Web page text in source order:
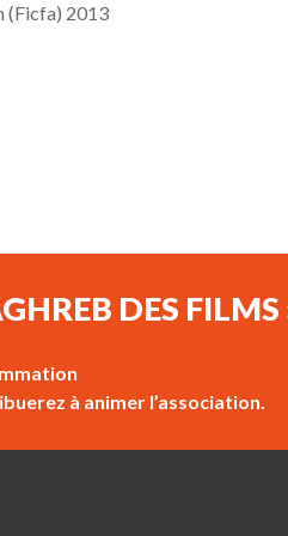
(Ficfa) 2013
DES FILMS
à animer l’association.